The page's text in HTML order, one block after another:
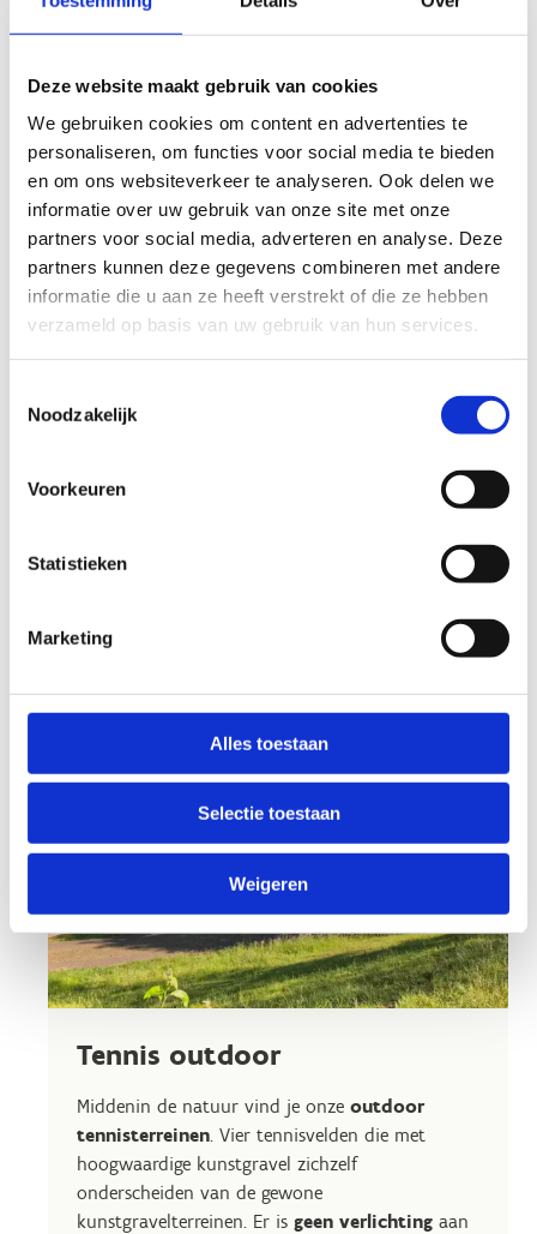
Deze website maakt gebruik van cookies
We gebruiken cookies om content en advertenties te
personaliseren, om functies voor social media te bieden
en om ons websiteverkeer te analyseren. Ook delen we
informatie over uw gebruik van onze site met onze
partners voor social media, adverteren en analyse. Deze
partners kunnen deze gegevens combineren met andere
informatie die u aan ze heeft verstrekt of die ze hebben
verzameld op basis van uw gebruik van hun services.
Noodzakelijk
Voorkeuren
Statistieken
Marketing
Alles toestaan
Selectie toestaan
Weigeren
zorgt voor je tennisskills. Onze multifunctionele
match op het scherpst van de snee, of je kunt
een derde van de sporthal reserveren voor een
meer intieme sfeer. Jij kiest.
Afmetingen sporthal:
volledige sporthal: 55 m x 37 m
1/3 sporthal: 18,3 m x 37 m
Tennis outdoor
Middenin de natuur vind je onze outdoor
tennisterreinen. Vier tennisvelden die met
hoogwaardige kunstgravel zichzelf
onderscheiden van de gewone
kunstgravelterreinen. Er is geen verlichting aan